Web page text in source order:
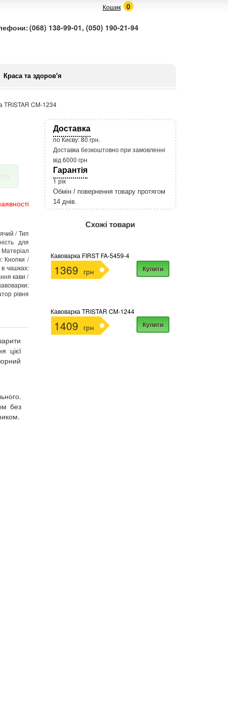
Кошик 0
(068) 138-99-01, (050) 190-21-94
Краса та здоров'я
TRISTAR CM-1234
/ Тип
для
Матеріал
Кнопки /
в чашках:
кави /
рівня
цієї
без
Доставка
по Києву: 80 грн.
Доставка безкоштовно при замовленні
від 6000 грн
Гарантія
1 рік
Обмін / повернення товару протягом
14 днів.
Схожі товари
Кавоварка FIRST FA-5459-4
1369 грн Купити
Кавоварка TRISTAR CM-1244
1409 грн Купити